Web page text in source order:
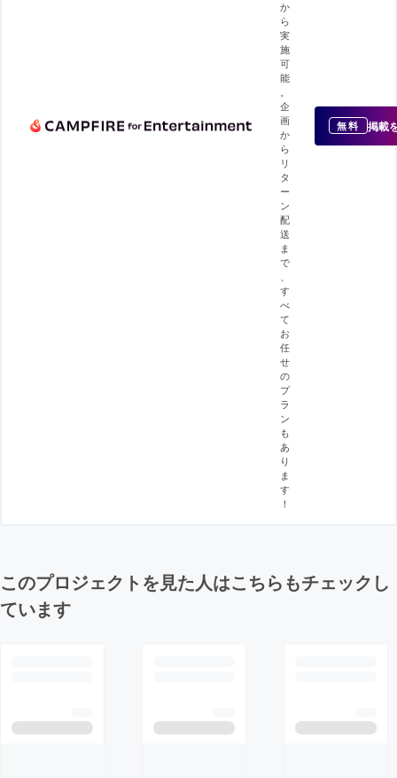
か
ら
実
施
可
能
企
画
か
ら
リ
タ
ー
ン
配
送
ま
で
す
べ
て
お
任
せ
の
プ
ラ
ン
も
あ
り
ま
す
！
無料 掲載
このプロジェクトを見た人はこちらもチェックし
ています